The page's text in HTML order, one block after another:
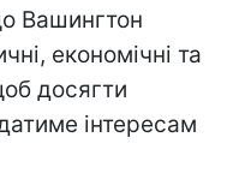
Вашингтон
економічні та
досягти
інтересам